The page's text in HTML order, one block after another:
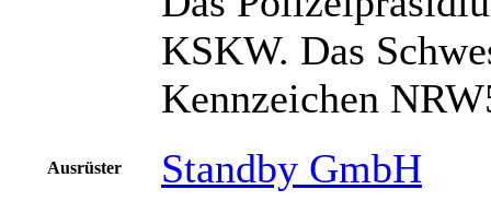
KSKW. Das
Kennzeichen
Ausrüster Standby GmbH